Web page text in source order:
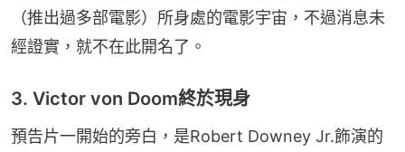
（推出過多部電影）所身處的電影宇宙，不過消息未
經證實，就不在此開名了。
3. Victor von Doom終於現身
預告片一開始的旁白，是Robert Downey Jr.飾演的